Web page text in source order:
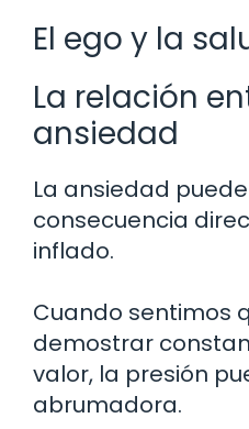
El ego y la
La relación
ansiedad
La ansiedad
consecuencia
inflado.
Cuando sentimos
demostrar
valor, la presión
abrumadora.